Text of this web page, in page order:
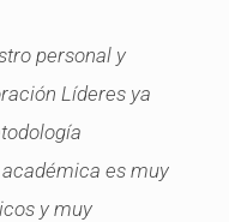
personal y
Líderes ya
es muy
y muy